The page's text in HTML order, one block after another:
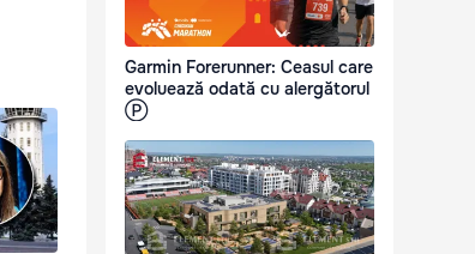
Garmin Forerunner: Ceasul care
evoluează odată cu alergătorul
Ⓟ